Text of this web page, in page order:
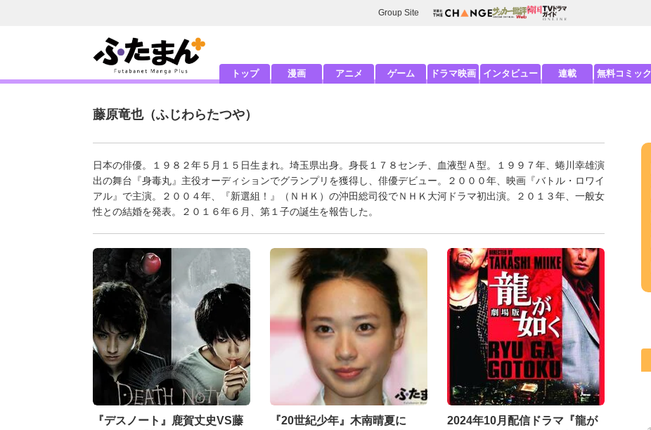
Group Site
トップ 漫画 アニメ ゲーム ドラマ映画 インタビュー 連載 無料コミック
藤原竜也（ふじわらたつや）
日本の俳優。１９８２年５月１５日生まれ。埼玉県出身。身長１７８センチ、血液型Ａ型。１９９７年、蜷川幸雄演
出の舞台『身毒丸』主役オーディションでグランプリを獲得し、俳優デビュー。２０００年、映画『バトル・ロワイ
アル』で主演。２００４年、『新選組！』（ＮＨＫ）の沖田総司役でＮＨＫ大河ドラマ初出演。２０１３年、一般女
性との結婚を発表。２０１６年６月、第１子の誕生を報告した。
『デスノート』鹿賀丈史VS藤
『20世紀少年』木南晴夏に
2024年10月配信ドラマ『龍が